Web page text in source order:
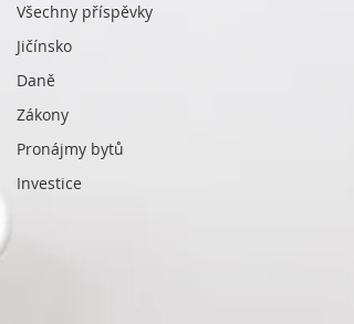
Všechny příspěvky
Jičínsko
Daně
Zákony
Pronájmy bytů
Investice